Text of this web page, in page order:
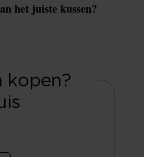
het juiste kussen?
kopen?